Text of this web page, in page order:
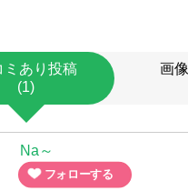
ミあり投稿
(1)
画
Na～
フォローする